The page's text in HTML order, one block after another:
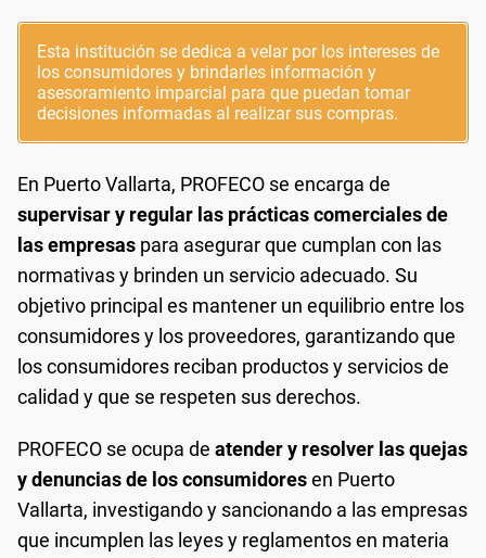
Esta institución se dedica a velar por los intereses de
los consumidores y brindarles información y
asesoramiento imparcial para que puedan tomar
decisiones informadas al realizar sus compras.
En Puerto Vallarta, PROFECO se encarga de
supervisar y regular las prácticas comerciales de
las empresas para asegurar que cumplan con las
normativas y brinden un servicio adecuado. Su
objetivo principal es mantener un equilibrio entre los
consumidores y los proveedores, garantizando que
los consumidores reciban productos y servicios de
calidad y que se respeten sus derechos.
PROFECO se ocupa de atender y resolver las quejas
y denuncias de los consumidoresen Puerto
Vallarta, investigando y sancionando a las empresas
que incumplen las leyes y reglamentos en materia